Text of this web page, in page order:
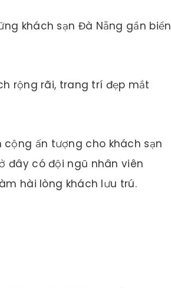
khách sạn Đà Nẵng gần biển
rộng rãi, trang trí đẹp mắt
ấn tượng cho khách sạn
đây có đội ngũ nhân viên
hài lòng khách lưu trú.